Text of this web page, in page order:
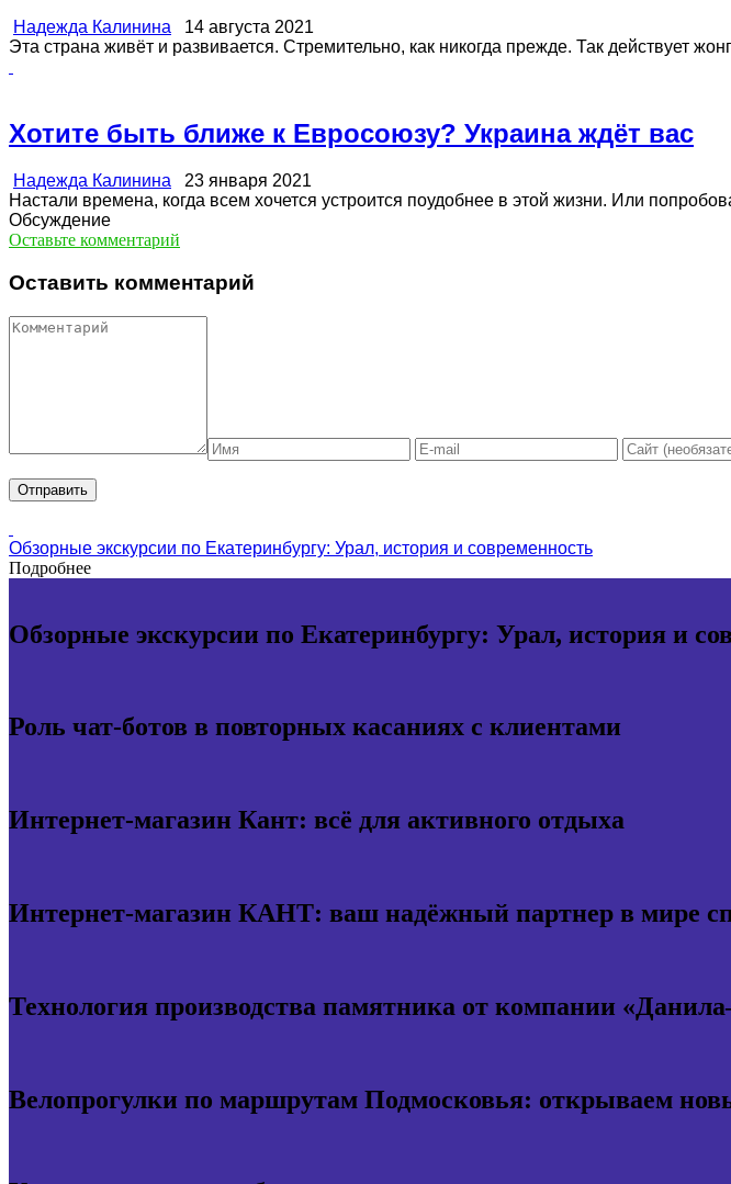
Надежда Калинина 14 августа 2021
Эта страна живёт и развивается. Стремительно, как никогда прежде. Так действует
Хотите быть ближе к Евросоюзу? Украина ждёт вас
Надежда Калинина 23 января 2021
Настали времена, когда всем хочется устроится поудобнее в этой жизни. Или
Обсуждение
Оставьте комментарий
Оставить комментарий
Обзорные экскурсии по Екатеринбургу: Урал, история и современность
Подробнее
Обзорные экскурсии по Екатеринбургу: Урал, история и
Роль чат-ботов в повторных касаниях с клиентами
Интернет-магазин Кант: всё для активного отдыха
Интернет-магазин КАНТ: ваш надёжный партнер в мире
Технология производства памятника от компании
Велопрогулки по маршрутам Подмосковья: открываем